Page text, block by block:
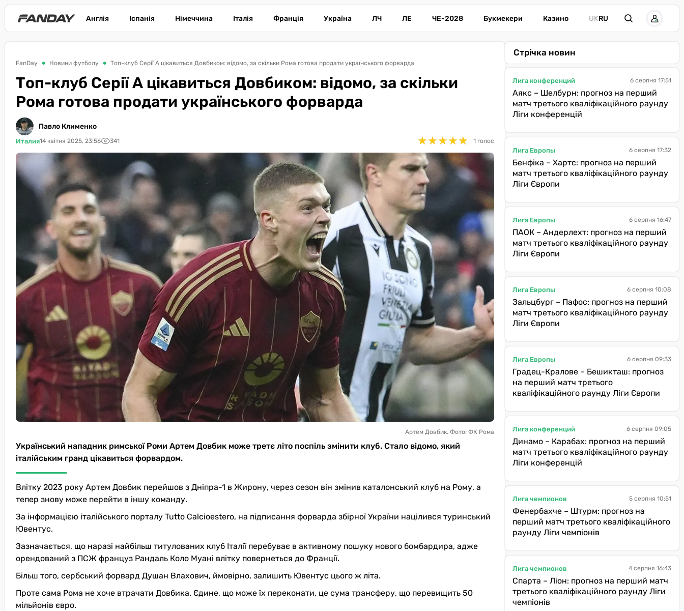
Англія Іспанія Німеччина Італія Франція Україна ЛЧ ЛЕ ЧЕ-2028 Букмекери Казино UKRU
FanDay Новини футболу Топ-клуб Серії А цікавиться Довбиком: відомо, за скільки Рома готова продати українського форварда
Топ-клуб Серії А цікавиться Довбиком: відомо, за скільки
Рома готова продати українського форварда
Павло Клименко
Италия14 квітня 2025, 23:56 341 ★★★★★
★★★★★ 1 голос
Артем Довбик. Фото: ФК Рома
Український нападник римської Роми Артем Довбик може третє літо поспіль змінити клуб. Стало відомо, який
італійським гранд цікавиться форвардом.
Влітку 2023 року Артем Довбик перейшов з Дніпра-1 в Жирону, через сезон він змінив каталонський клуб на Рому, а
тепер знову може перейти в іншу команду.
За інформацією італійського порталу Tutto Calcioestero, на підписання форварда збірної України націлився туринський
Ювентус.
Зазначається, що наразі найбільш титулованих клуб Італії перебуває в активному пошуку нового бомбардира, адже
орендований з ПСЖ француз Рандаль Коло Муані влітку повернеться до Франції.
Більш того, сербський форвард Душан Влахович, ймовірно, залишить Ювентус цього ж літа.
Проте сама Рома не хоче втрачати Довбика. Єдине, що може їх переконати, це сума трансферу, що перевищить 50
мільйонів євро.
Стрічка новин
Лига конференций 6 серпня 17:51
Аякс – Шелбурн: прогноз на перший
матч третього кваліфікаційного раунду
Ліги конференцій
Лига Европы 6 серпня 17:32
Бенфіка – Хартс: прогноз на перший
матч третього кваліфікаційного раунду
Ліги Європи
Лига Европы 6 серпня 16:47
ПАОК – Андерлехт: прогноз на перший
матч третього кваліфікаційного раунду
Ліги Європи
Лига Европы 6 серпня 10:08
Зальцбург – Пафос: прогноз на перший
матч третього кваліфікаційного раунду
Ліги Європи
Лига Европы 6 серпня 09:33
Градец-Кралове – Бешикташ: прогноз
на перший матч третього
кваліфікаційного раунду Ліги Європи
Лига конференций 6 серпня 09:05
Динамо – Карабах: прогноз на перший
матч третього кваліфікаційного раунду
Ліги конференцій
Лига чемпионов 5 серпня 10:51
Фенербахче – Штурм: прогноз на
перший матч третього кваліфікаційного
раунду Ліги чемпіонів
Лига чемпионов 4 серпня 16:43
Спарта – Ліон: прогноз на перший матч
третього кваліфікаційного раунду Ліги
чемпіонів